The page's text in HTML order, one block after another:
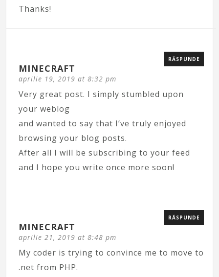
Thanks!
MINECRAFT
aprilie 19, 2019 at 8:32 pm
RĂSPUNDE
Very great post. I simply stumbled upon
your weblog
and wanted to say that I’ve truly enjoyed
browsing your blog posts.
After all I will be subscribing to your feed
and I hope you write once more soon!
MINECRAFT
aprilie 21, 2019 at 8:48 pm
RĂSPUNDE
My coder is trying to convince me to move to
.net from PHP.